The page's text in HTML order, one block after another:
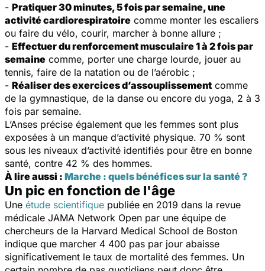
- Pratiquer 30 minutes, 5 fois par semaine, une
activité cardiorespiratoire comme monter les escaliers
ou faire du vélo, courir, marcher à bonne allure ;
- Effectuer du renforcement musculaire 1 à 2 fois par
semaine comme, porter une charge lourde, jouer au
tennis, faire de la natation ou de l’aérobic ;
- Réaliser des exercices d’assouplissement comme
de la gymnastique, de la danse ou encore du yoga, 2 à 3
fois par semaine.
L’Anses précise également que les femmes sont plus
exposées à un manque d’activité physique. 70 % sont
sous les niveaux d’activité identifiés pour être en bonne
santé, contre 42 % des hommes.
À lire aussi : Marche : quels bénéfices sur la santé ?
Un pic en fonction de l'âge
Une étude scientifique publiée en 2019 dans la revue
médicale JAMA Network Open par une équipe de
chercheurs de la Harvard Medical School de Boston
indique que marcher 4 400 pas par jour abaisse
significativement le taux de mortalité des femmes. Un